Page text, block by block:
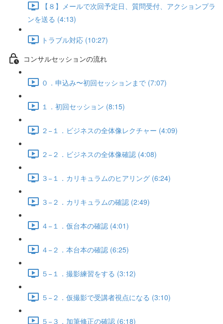
【８】メールで次回予定日、質問受付、アクションプラ
ンを送る (4:13)
トラブル対応 (10:27)
コンサルセッションの流れ
０．申込み〜初回セッションまで (7:07)
１．初回セッション (8:15)
２−１．ビジネスの全体像レクチャー (4:09)
２−２．ビジネスの全体像確認 (4:08)
３−１．カリキュラムのヒアリング (6:24)
３−２．カリキュラムの確認 (2:49)
４−１．仮台本の確認 (4:01)
４−２．本台本の確認 (6:25)
５−１．撮影練習をする (3:12)
５−２．仮撮影で受講者視点になる (3:10)
５−３．加筆修正の確認 (6:18)